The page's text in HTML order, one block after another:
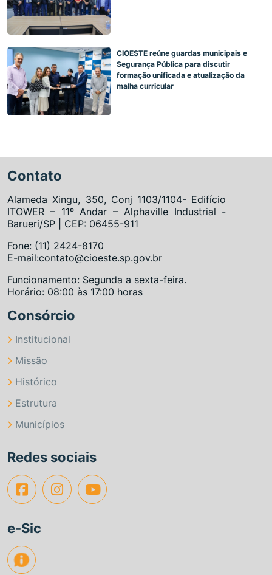
CIOESTE reúne guardas municipais e
Segurança Pública para discutir
formação unificada e atualização da
malha curricular
Contato
Alameda Xingu, 350, Conj 1103/1104- Edifício
ITOWER – 11º Andar – Alphaville Industrial -
Barueri/SP | CEP: 06455-911
Fone: (11) 2424-8170
E-mail:contato@cioeste.sp.gov.br
Funcionamento: Segunda a sexta-feira.
Horário: 08:00 às 17:00 horas
Consórcio
Institucional
Missão
Histórico
Estrutura
Municípios
Redes sociais
e-Sic